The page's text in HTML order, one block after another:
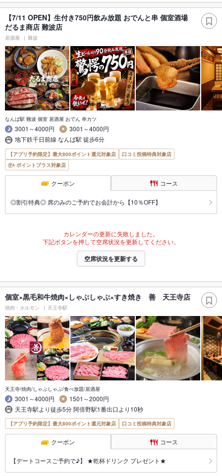
【7/11 OPEN】生付き750円飲み放題 おでんと串 個室酒場
だるま商店 難波店
居酒屋 難波
なんば駅 難波 個室 居酒屋 おでん 串カツ
3001～4000円
3001～4000円
地下鉄千日前線 なんば駅 徒歩6分
【アプリ予約限定】最大800ポイント還元対象店
口コミ投稿特典対象店
ポイントプラス対象店
クーポン コース
◎割引特典◎ 席のみのご予約でお会計から【10％OFF】
カレンダーの更新に失敗しました。
下記ボタンを押して空席状況を更新してください。
空席状況を更新する
個室×黒毛和牛焼肉×しゃぶしゃぶ×すき焼き 善 天王寺店
焼肉・ホルモン 天王寺駅
天王寺/焼肉/しゃぶしゃぶ/食べ放題/居酒屋
3001～4000円
1501～2000円
天王寺駅より徒歩5分 阿倍野駅1番出口より10秒
【アプリ予約限定】最大800ポイント還元対象店 口コミ投稿特典対象店
クーポン コース
【デートコースご予約で♪】 ★乾杯ドリンク プレゼント★